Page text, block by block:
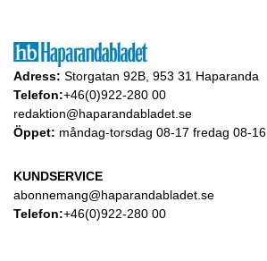
Adress: Storgatan 92B, 953 31 Haparanda
Telefon:+46(0)922-280 00
redaktion@haparandabladet.se
Öppet: måndag-torsdag 08-17 fredag 08-16
KUNDSERVICE
abonnemang@haparandabladet.se
Telefon:+46(0)922-280 00